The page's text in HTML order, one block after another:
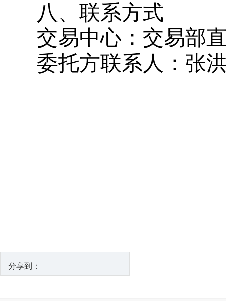
八、联系方式
交易中心： 交易部
委托方联系人： 张
分享到：